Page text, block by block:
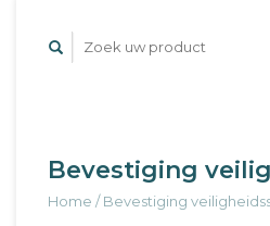
Bevestiging
Home /Bevestiging